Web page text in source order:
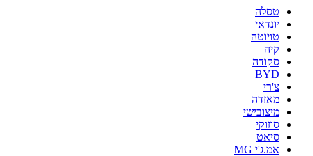
טסלה
יונדאי
טויוטה
קיה
סקודה
BYD
צ'רי
מאזדה
מיצובישי
סוזוקי
סיאט
אמ.ג'י MG